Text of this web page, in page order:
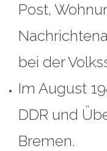
Post,
bei der
Im August
DDR und
Bremen.